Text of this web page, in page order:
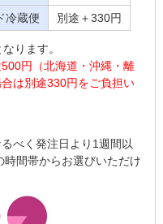
冷蔵便 別途＋330円
なります。
円（北海道・沖縄・離
は別途330円をご負担い
べく発注日より1週間以
間帯からお選びいただけ